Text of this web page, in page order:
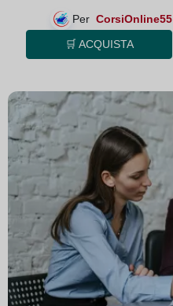
Per CorsiOnline55
🛒 ACQUISTA